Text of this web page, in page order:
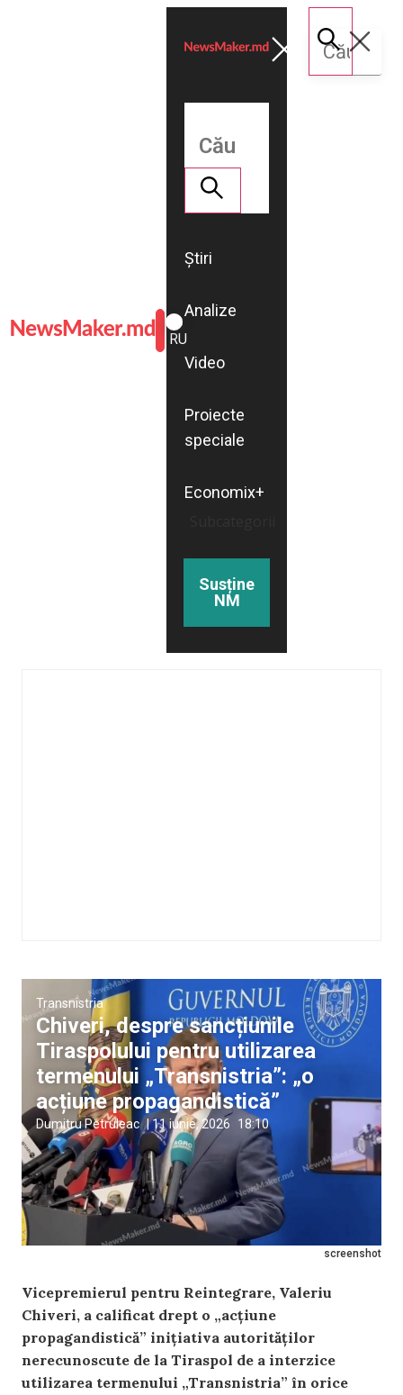
ROMÂNĂ
RU
Știri
Analize
Video
Proiecte
speciale
Economix+
Susține
NM
screenshot
Transnistria
Chiveri, despre sancțiunile
Tiraspolului pentru utilizarea
termenului „Transnistria”: „o
acțiune propagandistică”
Dumitru Petruleac |11 iunie, 2026 18:10
Vicepremierul pentru Reintegrare, Valeriu
Chiveri, a calificat drept o „acțiune
propagandistică” inițiativa autorităților
nerecunoscute de la Tiraspol de a interzice
utilizarea termenului „Transnistria” în orice